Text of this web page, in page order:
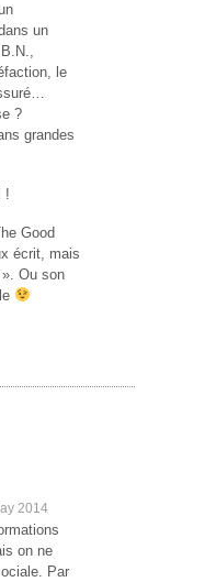
un
le
?
grandes
!
Good
écrit, mais
Ou son
2014
on ne
Par